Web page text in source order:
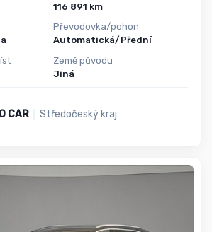
116 891 km
Převodovka/pohon
Automatická/Přední
Země původu
Jiná
CAR Středočeský kraj